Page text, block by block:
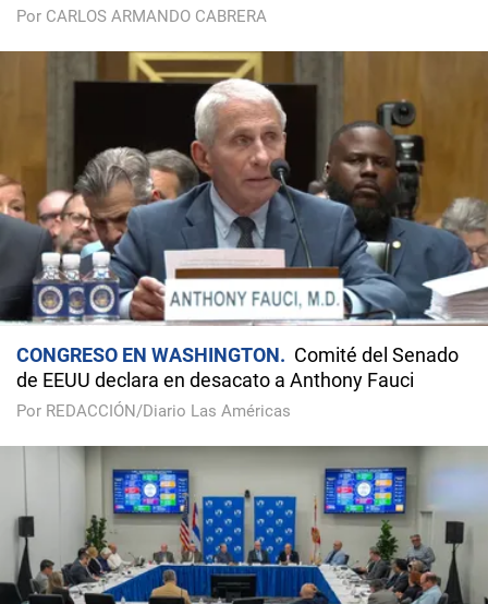
Por CARLOS ARMANDO CABRERA
CONGRESO EN WASHINGTON
Comité del Senado
de EEUU declara en desacato a Anthony Fauci
Por REDACCIÓN/Diario Las Américas